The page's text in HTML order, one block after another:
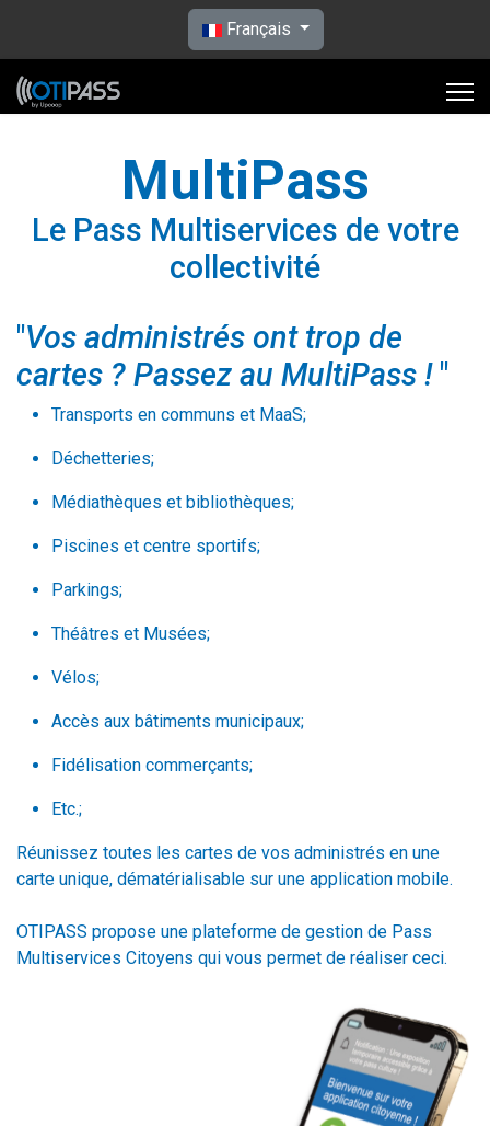
Sélectionnez votre langue
Français
MultiPass
Le Pass Multiservices de votre
collectivité
"Vos administrés ont trop de
cartes ? Passez au MultiPass !"
Transports en communs et MaaS;
Déchetteries;
Médiathèques et bibliothèques;
Piscines et centre sportifs;
Parkings;
Théâtres et Musées;
Vélos;
Accès aux bâtiments municipaux;
Fidélisation commerçants;
Etc.;
Réunissez toutes les cartes de vos administrés en une
carte unique, dématérialisable sur une application mobile.
OTIPASS propose une plateforme de gestion de Pass
Multiservices Citoyens qui vous permet de réaliser ceci.